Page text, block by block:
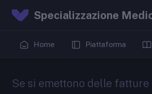
Specializzazione
Home Piattaforma
Se si emettono delle